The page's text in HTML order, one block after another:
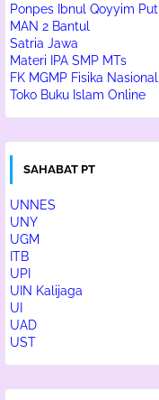
Ponpes Ibnul Qoyyim
MAN 2 Bantul
Satria Jawa
Materi IPA SMP MTs
FK MGMP Fisika Nasional
Toko Buku Islam Online
SAHABAT PT
UNNES
UNY
UGM
ITB
UPI
UIN Kalijaga
UI
UAD
UST